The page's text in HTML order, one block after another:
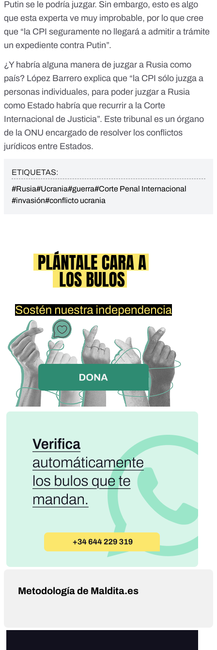
Putin se le podría juzgar. Sin embargo, esto es algo
que esta experta ve muy improbable, por lo que cree
que “la CPI seguramente no llegará a admitir a trámite
un expediente contra Putin”.
¿Y habría alguna manera de juzgar a Rusia como
país? López Barrero explica que “la CPI sólo juzga a
personas individuales, para poder juzgar a Rusia
como Estado habría que recurrir a la Corte
Internacional de Justicia”. Este tribunal es un órgano
de la ONU encargado de resolver los conflictos
jurídicos entre Estados.
ETIQUETAS:
#Rusia#Ucrania#guerra#Corte Penal Internacional
#invasión#conflicto ucrania
Metodología de Maldita.es